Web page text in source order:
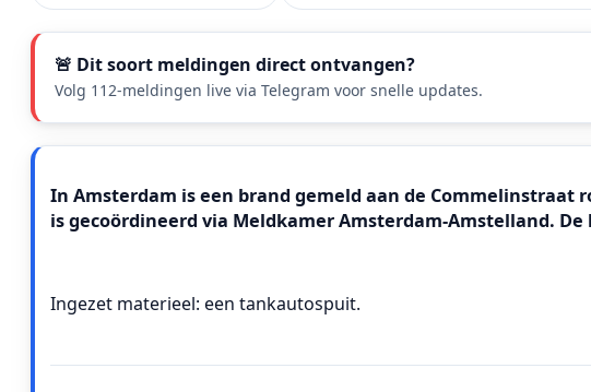
🚨 Dit soort meldingen direct ontvangen?
Volg 112-meldingen live via Telegram voor snelle updates.
Meldingstekst
In Amsterdam is een brand gemeld aan de Commelinstraat
is gecoördineerd via Meldkamer Amsterdam-Amstelland.
Ingezet materieel: een tankautospuit.